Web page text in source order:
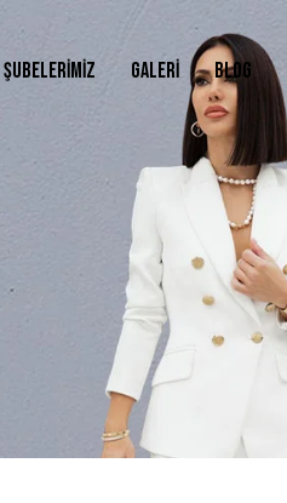
ŞUBELERIMIZ GALERI BLOG